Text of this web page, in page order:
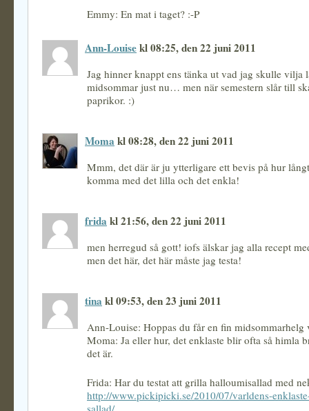
Emmy: En mat i taget? :-P
Ann-Louisekl 08:25, den 22 juni 2011
Jag hinner knappt ens tänka ut vad jag skulle vilja
midsommar just nu… men när semestern slår till
paprikor. :)
Moma kl 08:28, den 22 juni 2011
Mmm, det där är ju ytterligare ett bevis på hur
komma med det lilla och det enkla!
frida kl 21:56, den 22 juni 2011
men herregud så gott! iofs älskar jag alla recept
men det här, det här måste jag testa!
tina kl 09:53, den 23 juni 2011
Ann-Louise: Hoppas du får en fin midsommarhelg
Moma: Ja eller hur, det enklaste blir ofta så himla
det är.
Frida: Har du testat att grilla halloumisallad med
http://www.pickipicki.se/2010/07/varldens-
sallad/